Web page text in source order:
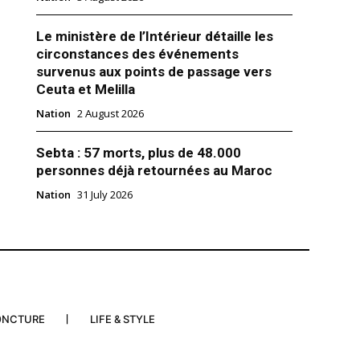
le peuple palestinien
Le ministère de l’Intérieur détaille les
circonstances des événements
survenus aux points de passage vers
Ceuta et Melilla
Nation 2 August 2026
Sebta : 57 morts, plus de 48.000
personnes déjà retournées au Maroc
Nation 31 July 2026
LIFE & STYLE